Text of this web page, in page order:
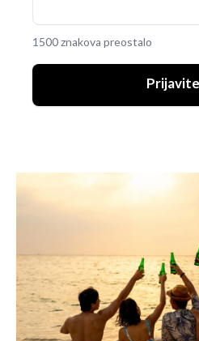
1500 znakova preostalo